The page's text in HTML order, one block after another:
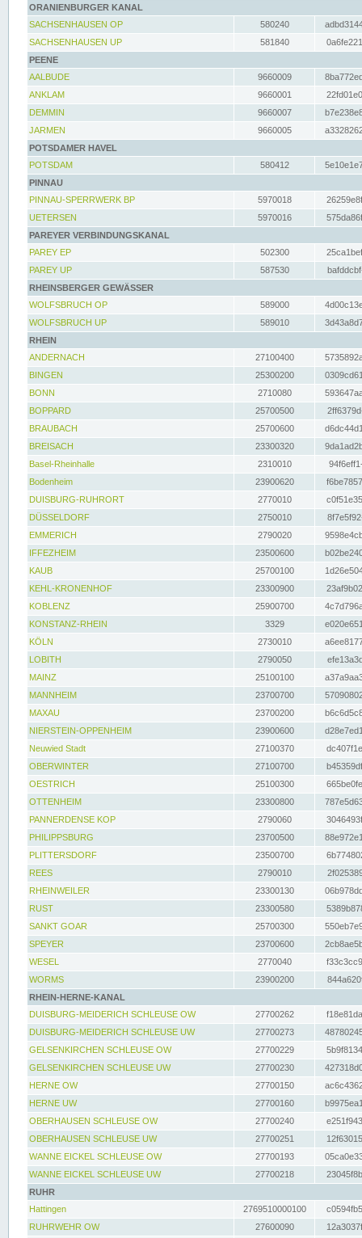
ORANIENBURGER KANAL
SACHSENHAUSEN OP
580240
SACHSENHAUSEN UP
581840
PEENE
AALBUDE
9660009
ANKLAM
9660001
DEMMIN
9660007
JARMEN
9660005
POTSDAMER HAVEL
POTSDAM
580412
PINNAU
PINNAU-SPERRWERK BP
5970018
UETERSEN
5970016
PAREYER VERBINDUNGSKANAL
PAREY EP
502300
PAREY UP
587530
RHEINSBERGER GEWÄSSER
WOLFSBRUCH OP
589000
WOLFSBRUCH UP
589010
RHEIN
ANDERNACH
27100400
BINGEN
25300200
BONN
2710080
BOPPARD
25700500
BRAUBACH
25700600
BREISACH
23300320
Basel-Rheinhalle
2310010
Bodenheim
23900620
DUISBURG-RUHRORT
2770010
DÜSSELDORF
2750010
EMMERICH
2790020
IFFEZHEIM
23500600
KAUB
25700100
KEHL-KRONENHOF
23300900
KOBLENZ
25900700
KONSTANZ-RHEIN
3329
KÖLN
2730010
LOBITH
2790050
MAINZ
25100100
MANNHEIM
23700700
MAXAU
23700200
NIERSTEIN-OPPENHEIM
23900600
Neuwied Stadt
27100370
OBERWINTER
27100700
OESTRICH
25100300
OTTENHEIM
23300800
PANNERDENSE KOP
2790060
PHILIPPSBURG
23700500
PLITTERSDORF
23500700
REES
2790010
RHEINWEILER
23300130
RUST
23300580
SANKT GOAR
25700300
SPEYER
23700600
WESEL
2770040
WORMS
23900200
RHEIN-HERNE-KANAL
DUISBURG-MEIDERICH SCHLEUSE OW
27700262
DUISBURG-MEIDERICH SCHLEUSE UW
27700273
GELSENKIRCHEN SCHLEUSE OW
27700229
GELSENKIRCHEN SCHLEUSE UW
27700230
HERNE OW
27700150
HERNE UW
27700160
OBERHAUSEN SCHLEUSE OW
27700240
OBERHAUSEN SCHLEUSE UW
27700251
WANNE EICKEL SCHLEUSE OW
27700193
WANNE EICKEL SCHLEUSE UW
27700218
RUHR
Hattingen
2769510000100
RUHRWEHR OW
27600090